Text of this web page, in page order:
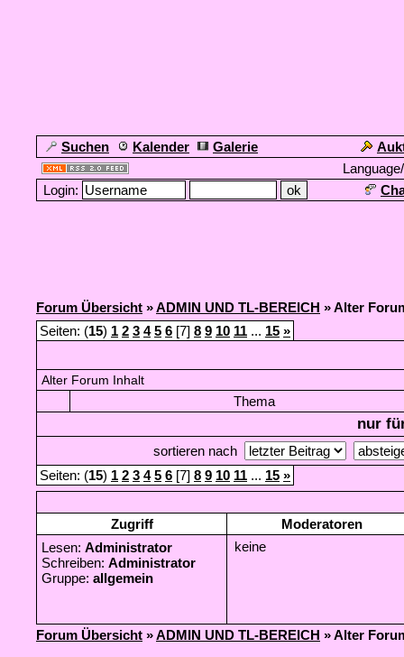
Suchen Kalender Galerie
Login:
Forum Übersicht »ADMIN UND TL-BEREICH » Alter
Seiten: (15) 1 2 3 4 5 6 [7] 8 9 10 11 ... 15 »
Alter Forum Inhalt
Thema
nur
sortieren nach
Seiten: (15) 1 2 3 4 5 6 [7] 8 9 10 11 ... 15 »
Zugriff
Moderatoren
Lesen: Administrator
Schreiben: Administrator
Gruppe: allgemein
keine
Forum Übersicht »ADMIN UND TL-BEREICH » Alter